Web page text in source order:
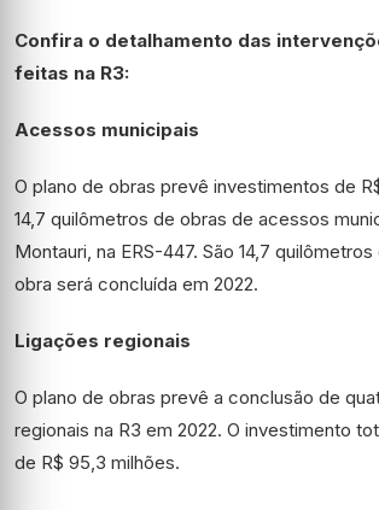
Confira o detalhamento das
feitas na R3:
Acessos municipais
O plano de obras prevê investimentos de
14,7 quilômetros de obras de acessos
Montauri, na ERS-447. São 14,7
obra será concluída em 2022.
Ligações regionais
O plano de obras prevê a conclusão de
regionais na R3 em 2022. O investimento
de R$ 95,3 milhões.